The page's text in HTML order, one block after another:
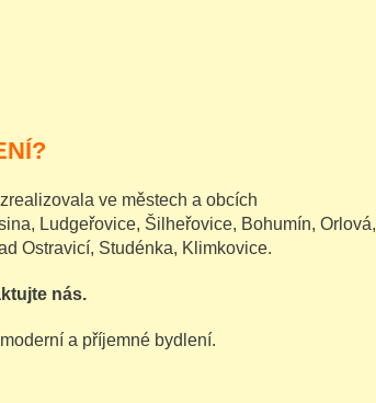
ve městech a obcích
Ludgeřovice, Šilheřovice, Bohumín, Orlová,
Ostravicí, Studénka, Klimkovice.
nás.
a příjemné bydlení.